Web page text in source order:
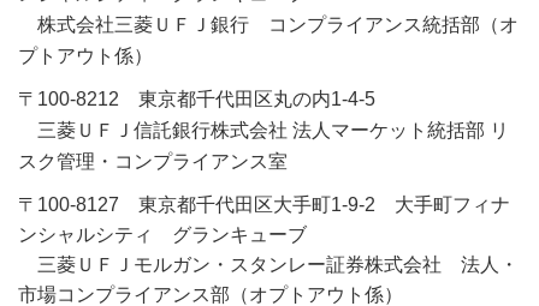
株式会社三菱ＵＦＪ銀行 コンプライアンス統括部（オ
プトアウト係）
〒100-8212 東京都千代田区丸の内1-4-5
三菱ＵＦＪ信託銀行株式会社 法人マーケット統括部 リ
スク管理・コンプライアンス室
〒100-8127 東京都千代田区大手町1-9-2 大手町フィナ
ンシャルシティ グランキューブ
三菱ＵＦＪモルガン・スタンレー証券株式会社 法人・
市場コンプライアンス部（オプトアウト係）